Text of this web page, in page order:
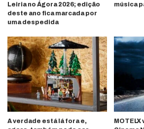
Leiria no Ágora 2026; edição
deste ano fica marcada por
uma despedida
música
A verdade está lá fora e,